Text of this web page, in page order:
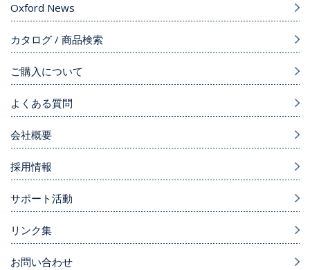
Oxford News
カタログ / 商品検索
ご購入について
よくある質問
会社概要
採用情報
サポート活動
リンク集
お問い合わせ